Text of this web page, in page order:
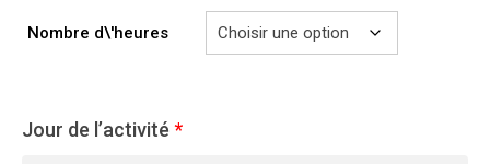
Nombre d\'heures
Jour de l’activité *